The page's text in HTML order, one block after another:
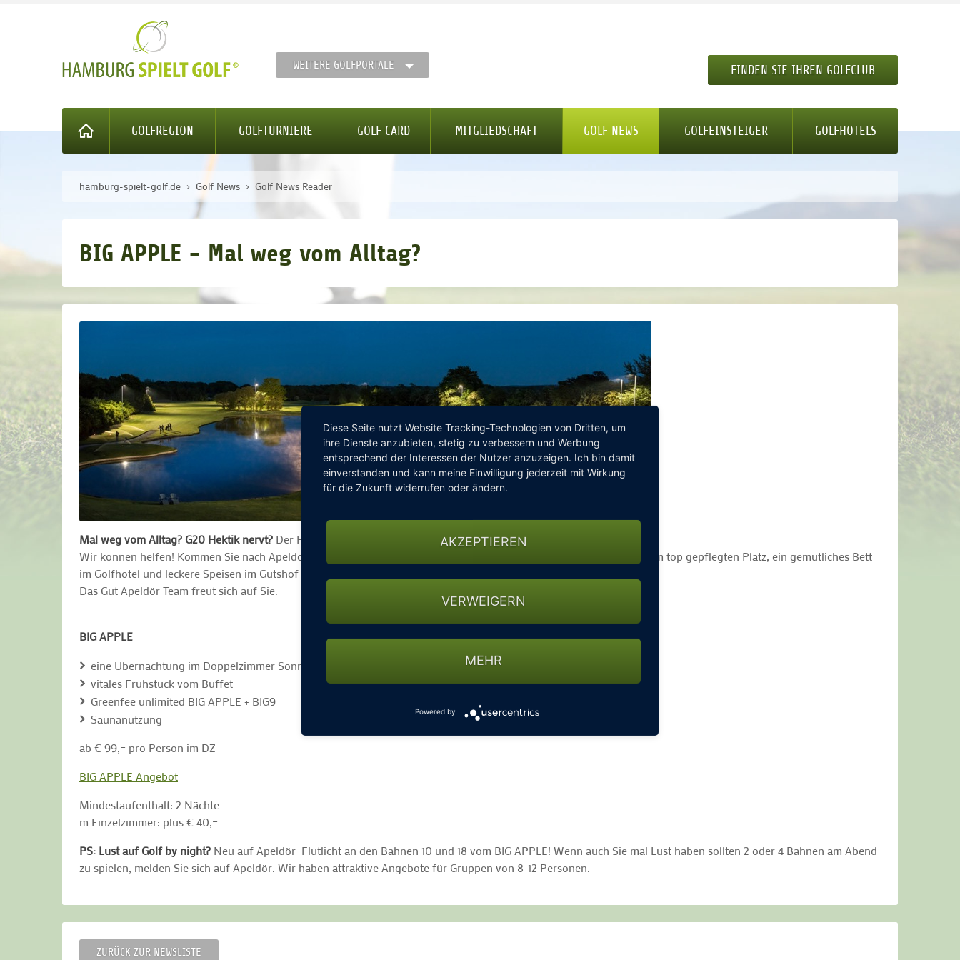
WEITERE GOLFPORTALE FINDEN SIE IHREN GOLFCLUB
GOLFREGION GOLFTURNIERE GOLF CARD MITGLIEDSCHAFT GOLF NEWS GOLFEINSTEIGER GOLFHOTELS
hamburg-spielt-golf.de Golf News Golf News Reader
BIG APPLE - Mal weg vom Alltag?
Mal weg vom Alltag? G20 Hektik nervt? Der Hektik entfliehen? Jetzt, eine Auszeit, das wärs oder?
Wir können helfen! Kommen Sie nach Apeldör und tanken Sie auf! Bleiben Sie 2 Tage und genießen Sie Golf auf einem top gepflegten Platz, ein gemütliches Bett
im Golfhotel und leckere Speisen im Gutshof Restaurant.
Das Gut Apeldör Team freut sich auf Sie.
BIG APPLE
eine Übernachtung im Doppelzimmer Sonntag bis Mittwoch
vitales Frühstück vom Buffet
Greenfee unlimited BIG APPLE + BIG9
Saunanutzung
ab € 99,– pro Person im DZ
BIG APPLE Angebot
Mindestaufenthalt: 2 Nächte
m Einzelzimmer: plus € 40,–
PS: Lust auf Golf by night? Neu auf Apeldör: Flutlicht an den Bahnen 10 und 18 vom BIG APPLE! Wenn auch Sie mal Lust haben sollten 2 oder 4 Bahnen am Abend
zu spielen, melden Sie sich auf Apeldör. Wir haben attraktive Angebote für Gruppen von 8-12 Personen.
ZURÜCK ZUR NEWSLISTE
Diese Seite nutzt Website Tracking-Technologien von Dritten, um
ihre Dienste anzubieten, stetig zu verbessern und Werbung
entsprechend der Interessen der Nutzer anzuzeigen. Ich bin damit
einverstanden und kann meine Einwilligung jederzeit mit Wirkung
für die Zukunft widerrufen oder ändern.
AKZEPTIEREN
VERWEIGERN
MEHR
Powered by